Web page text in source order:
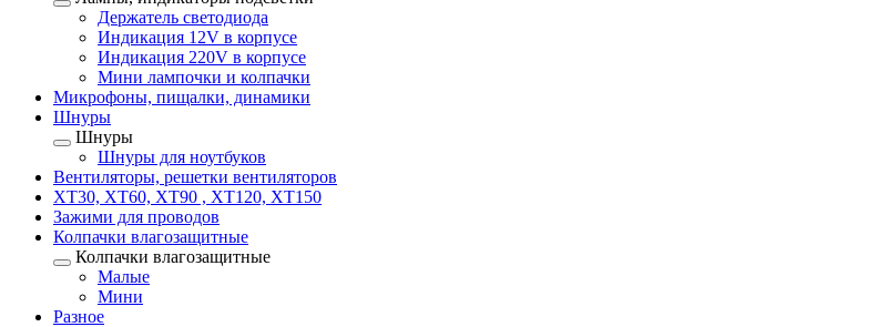
Держатель светодиода
Индикация 12V в корпусе
Индикация 220V в корпусе
Мини лампочки и колпачки
Микрофоны, пищалки, динамики
Шнуры
Шнуры
Шнуры для ноутбуков
Вентиляторы, решетки вентиляторов
XT30, XT60, XT90 , XT120, XT150
Зажими для проводов
Колпачки влагозащитные
Колпачки влагозащитные
Малые
Мини
Разное